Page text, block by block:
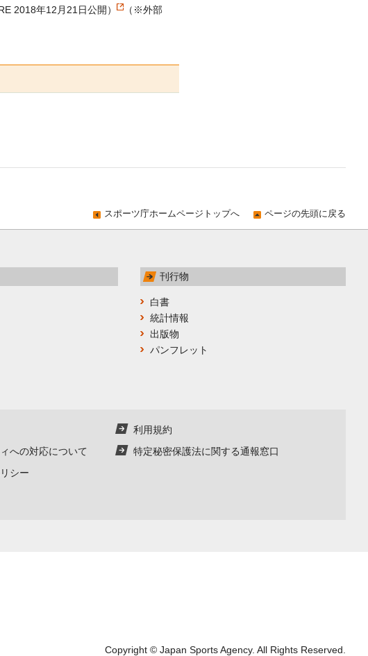
2018年12月21日公開）
（※外部
ページの先頭に戻る
スポーツ庁ホームページトップへ
刊行物
白書
統計情報
出版物
パンフレット
利用規約
への対応について
特定秘密保護法に関する通報窓口
シー
Copyright © Japan Sports Agency. All Rights Reserved.